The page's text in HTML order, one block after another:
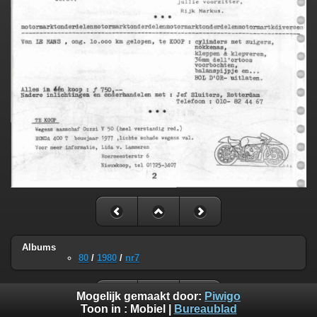
Albums
80 / 1980 / nr7
Mogelijk gemaakt door: Piwigo
Toon in : Mobiel Bureaublad